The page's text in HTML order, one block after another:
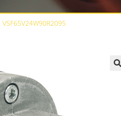
VSF65V24W90R2095